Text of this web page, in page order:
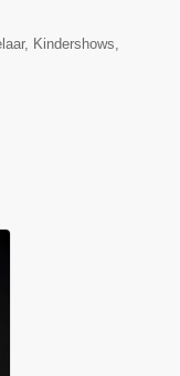
Kindershows,